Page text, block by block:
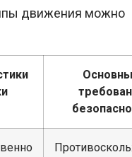
движения можно